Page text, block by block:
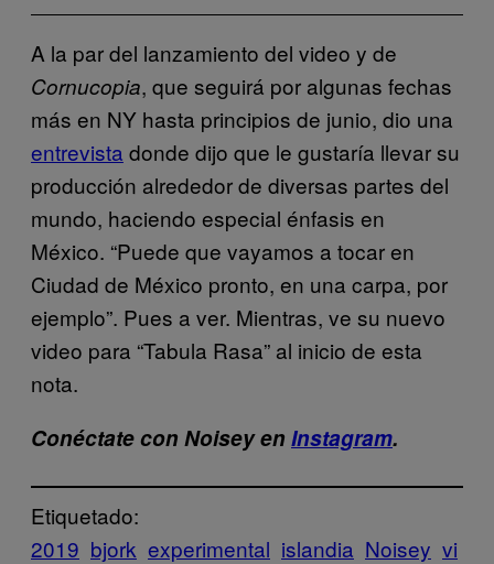
A la par del lanzamiento del video y de
Cornucopia, que seguirá por algunas fechas
más en NY hasta principios de junio, dio una
entrevista donde dijo que le gustaría llevar su
producción alrededor de diversas partes del
mundo, haciendo especial énfasis en
México. “Puede que vayamos a tocar en
Ciudad de México pronto, en una carpa, por
ejemplo”. Pues a ver. Mientras, ve su nuevo
video para “Tabula Rasa” al inicio de esta
nota.
Conéctate con Noisey en Instagram.
Etiquetado:
2019 bjork experimental islandia Noisey vi